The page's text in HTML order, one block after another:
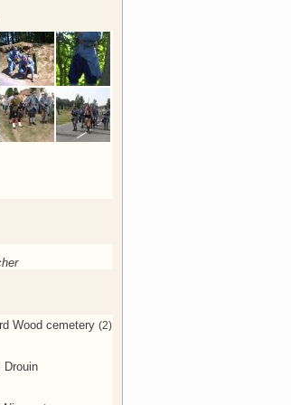
Wood cemetery (2)
Drouin